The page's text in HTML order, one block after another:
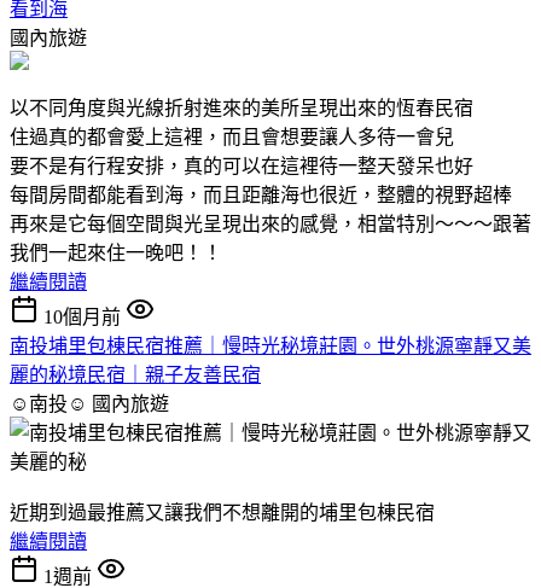
看到海
國內旅遊
以不同角度與光線折射進來的美所呈現出來的恆春民宿
住過真的都會愛上這裡，而且會想要讓人多待一會兒
要不是有行程安排，真的可以在這裡待一整天發呆也好
每間房間都能看到海，而且距離海也很近，整體的視野超棒
再來是它每個空間與光呈現出來的感覺，相當特別～～～跟著
我們一起來住一晚吧！！
繼續閱讀
10個月前
南投埔里包棟民宿推薦｜慢時光秘境莊園。世外桃源寧靜又美
麗的秘境民宿｜親子友善民宿
☺南投☺ 國內旅遊
近期到過最推薦又讓我們不想離開的埔里包棟民宿
繼續閱讀
1週前